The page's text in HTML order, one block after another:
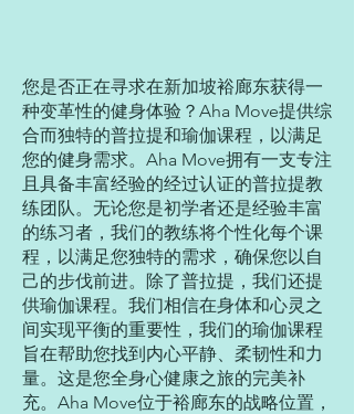
您是否正在寻求在新加坡裕廊东获得一
种变革性的健身体验？Aha Move提供综
合而独特的普拉提和瑜伽课程，以满足
您的健身需求。Aha Move拥有一支专注
且具备丰富经验的经过认证的普拉提教
练团队。无论您是初学者还是经验丰富
的练习者，我们的教练将个性化每个课
程，以满足您独特的需求，确保您以自
己的步伐前进。除了普拉提，我们还提
供瑜伽课程。我们相信在身体和心灵之
间实现平衡的重要性，我们的瑜伽课程
旨在帮助您找到内心平静、柔韧性和力
量。这是您全身心健康之旅的完美补
充。Aha Move位于裕廊东的战略位置，